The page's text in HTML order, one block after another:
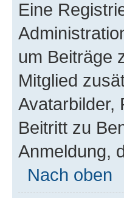
Eine
um Beiträge
Mitglied
Avatarbilder,
Beitritt zu
Anmeldung,
Nach oben